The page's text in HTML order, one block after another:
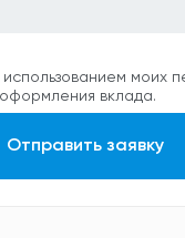
моих
вклада.
Отправить заявку